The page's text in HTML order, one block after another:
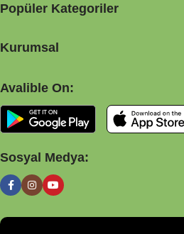
Popüler Kategoriler
Kurumsal
Avalible On:
Sosyal Medya: